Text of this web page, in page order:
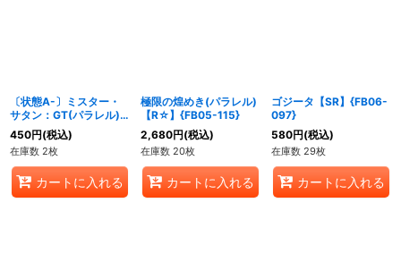
〔状態A-〕ミスター・
サタン：GT(パラレル)
【R☆】{FB03-132}
450円(税込)
在庫数 2枚
カートに入れる
極限の煌めき(パラレル)
【R☆】{FB05-115}
2,680円(税込)
在庫数 20枚
カートに入れる
ゴジータ【SR】{FB06-
097}
580円(税込)
在庫数 29枚
カートに入れる